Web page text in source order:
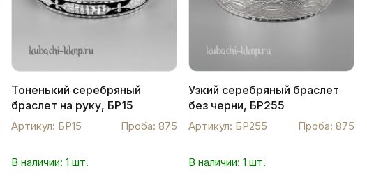
Тоненький серебряный
браслет на руку, БР15
Артикул: БР15 Проба: 875
В наличии: 1 шт.
Узкий серебряный браслет
без черни, БР255
Артикул: БР255 Проба: 875
В наличии: 1 шт.